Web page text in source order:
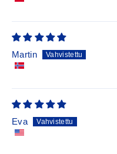
Martin
Eva